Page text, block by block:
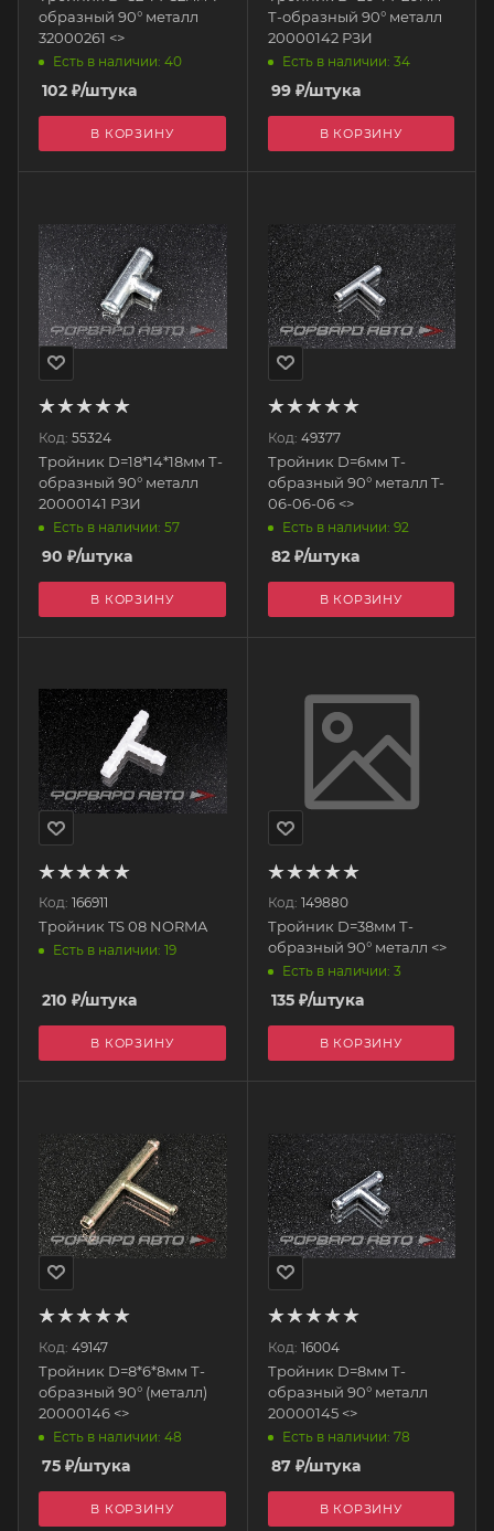
образный 90° металл
32000261 <>
Есть в наличии: 40
102 ₽/штука
В КОРЗИНУ
Т-образный 90° металл
20000142 РЗИ
Есть в наличии: 34
99₽/штука
В КОРЗИНУ
Код: 55324
Тройник D=18*14*18мм Т-
образный 90° металл
20000141 РЗИ
Есть в наличии: 57
90 ₽/штука
В КОРЗИНУ
Код: 49377
Тройник D=6мм Т-
образный 90° металл T-
06-06-06 <>
Есть в наличии: 92
82₽/штука
В КОРЗИНУ
Код: 166911
Тройник TS 08 NORMA
Есть в наличии: 19
210 ₽/штука
В КОРЗИНУ
Код: 149880
Тройник D=38мм Т-
образный 90° металл <>
Есть в наличии: 3
135₽/штука
В КОРЗИНУ
Код: 49147
Тройник D=8*6*8мм Т-
образный 90° (металл)
20000146 <>
Есть в наличии: 48
75 ₽/штука
В КОРЗИНУ
Код: 16004
Тройник D=8мм Т-
образный 90° металл
20000145 <>
Есть в наличии: 78
87₽/штука
В КОРЗИНУ